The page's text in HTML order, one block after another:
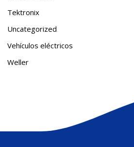
Tektronix
Uncategorized
Vehículos eléctricos
Weller